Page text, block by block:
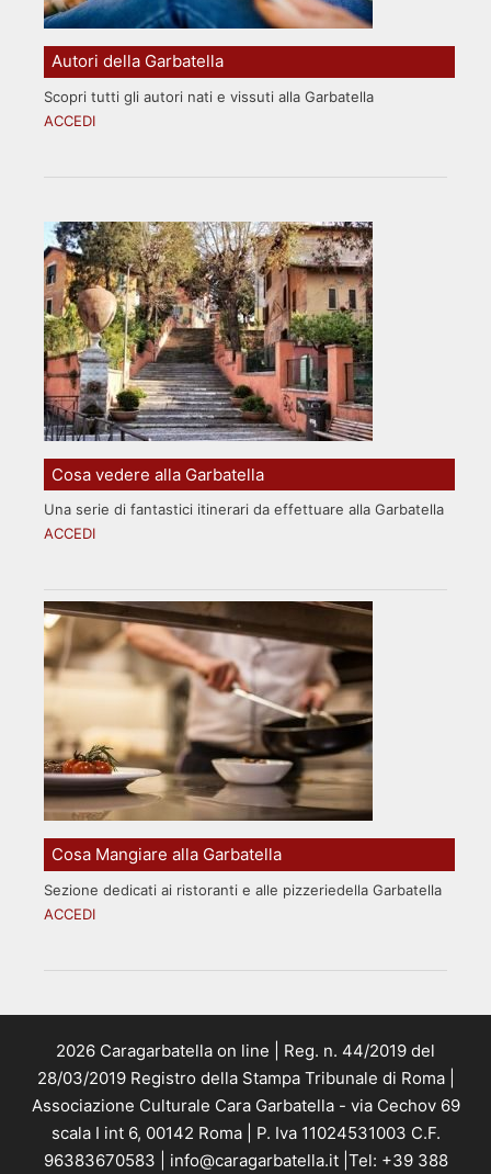
Autori della Garbatella
Scopri tutti gli autori nati e vissuti alla Garbatella
ACCEDI
Cosa vedere alla Garbatella
Una serie di fantastici itinerari da effettuare alla Garbatella
ACCEDI
Cosa Mangiare alla Garbatella
Sezione dedicati ai ristoranti e alle pizzeriedella Garbatella
ACCEDI
2026 Caragarbatella on line | Reg. n. 44/2019 del
28/03/2019 Registro della Stampa Tribunale di Roma |
Associazione Culturale Cara Garbatella - via Cechov 69
scala I int 6, 00142 Roma | P. Iva 11024531003 C.F.
96383670583 | info@caragarbatella.it |Tel: +39 388